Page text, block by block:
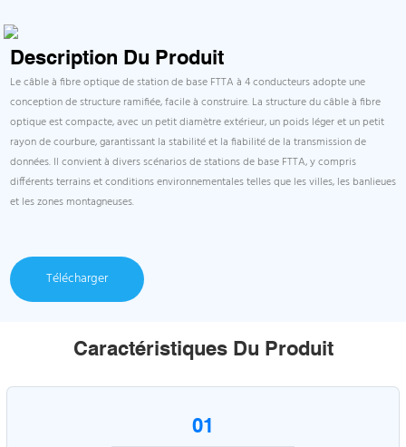
Description Du Produit
Le câble à fibre optique de station de base FTTA à 4 conducteurs adopte une
conception de structure ramifiée, facile à construire. La structure du câble à fibre
optique est compacte, avec un petit diamètre extérieur, un poids léger et un petit
rayon de courbure, garantissant la stabilité et la fiabilité de la transmission de
données. Il convient à divers scénarios de stations de base FTTA, y compris
différents terrains et conditions environnementales telles que les villes, les banlieues
et les zones montagneuses.
Télécharger
Caractéristiques Du Produit
01